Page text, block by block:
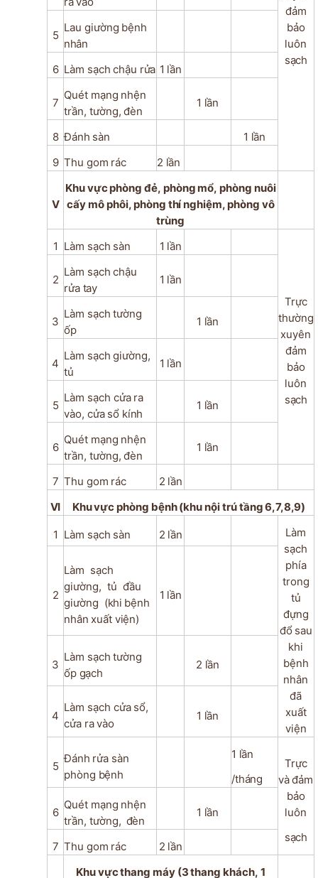
đảm
bảo
luôn
sạch
5
Lau giường bệnh
nhân
6 Làm sạch chậu rửa 1 lần
7
Quét mạng nhện
trần, tường, đèn
1 lần
8 Đánh sàn 1 lần
9 Thu gom rác 2 lần
V
Khuvựcphòng đẻ, phòng mổ, phòng nuôi
cấy mô phôi, phòng thínghiệm, phòng vô
trùng
1 Làm sạch sàn 1 lần
Trực
thường
xuyên
đảm
bảo
luôn
sạch
2
Làm sạch chậu
rửatay
1 lần
3
Làm sạch tường
ốp
1 lần
4
Làm sạch giường,
tủ
1 lần
5
Làm sạch cửa ra
vào, cửa sổ kính
1 lần
6
Quét mạng nhện
trần, tường, đèn
1 lần
7 Thu gom rác 2 lần
VI
Khuvực phòng bệnh(khu nộitrútầng6,7,8,9)
1 Làm sạch sàn 2 lần
Làm
sạch
phía
trong
tủ
đựng
đổ sau
khi
bệnh
nhân
đã
xuất
viện
2
Làm sạch
giường, tủ đầu
giường (khi bệnh
nhân xuất viện)
1 lần
3
Làm sạch tường
ốp gạch
2 lần
4
Làm sạch cửa sổ,
cửa ravào
1 lần
5
Đánh rửa sàn
phòng bệnh
1 lần
/tháng
Trực
vàđảm
bảo
luôn
sạch
6
Quét mạng nhện
trần, tường, đèn
1 lần
7 Thu gom rác 2 lần
Khuvựcthang máy (3thang khách, 1